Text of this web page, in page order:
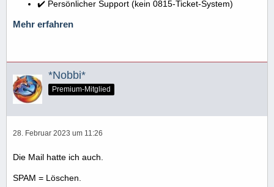
✔️ Persönlicher Support (kein 0815-Ticket-System)
Mehr erfahren
*Nobbi*
Premium-Mitglied
28. Februar 2023 um 11:26
Die Mail hatte ich auch.
SPAM = Löschen.